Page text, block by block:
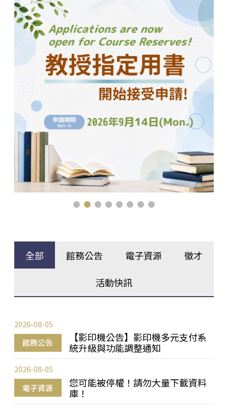
全部 館務公告 電子資源 徵才
活動快訊
館務公告
【影印機公告】影印機多元支付系
統升級與功能調整通知
2026-08-05
電子資源
您可能被停權！請勿大量下載資料
庫！
2026-08-05